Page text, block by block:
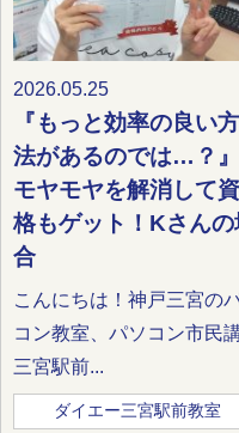
2026.05.25
『もっと効率の良い方
法があるのでは…？』
モヤモヤを解消して資
格もゲット！Kさんの
合
こんにちは！神戸三宮の
コン教室、パソコン市民
三宮駅前...
ダイエー三宮駅前教室